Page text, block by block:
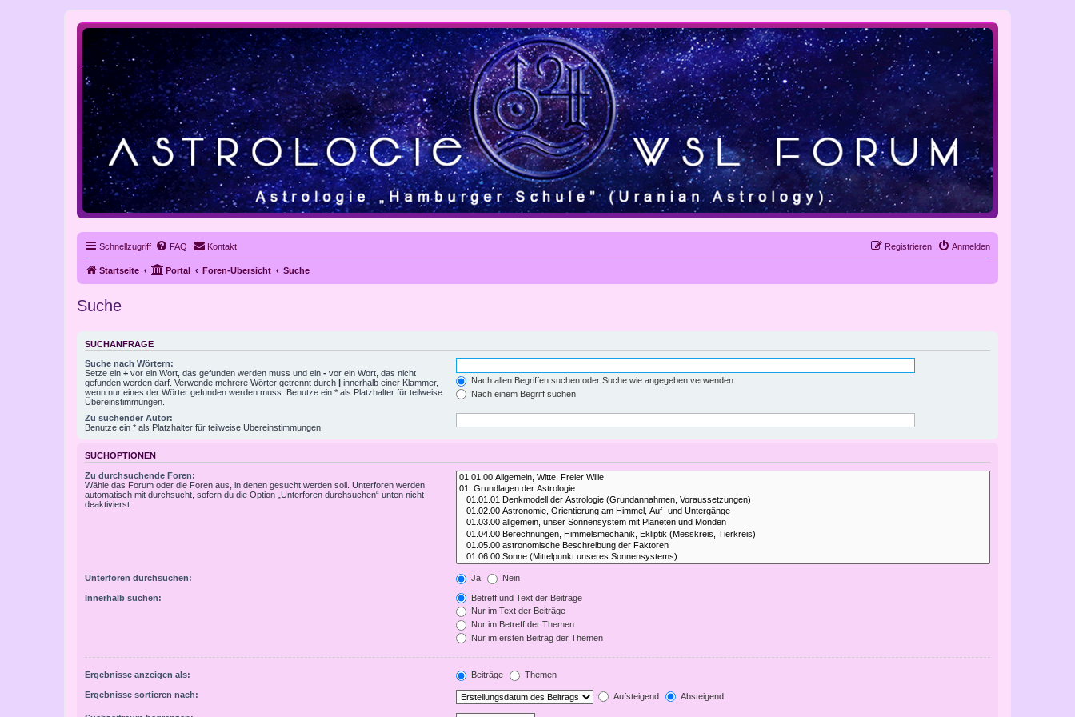
Schnellzugriff FAQ Kontakt Anmelden
Registrieren
Startseite Portal Foren-Übersicht Suche
Suche
SUCHANFRAGE
Suche nach Wörtern:
Setze ein + vor ein Wort, das gefunden werden muss und ein - vor ein Wort, das nicht
gefunden werden darf. Verwende mehrere Wörter getrennt durch | innerhalb einer Klammer,
wenn nur eines der Wörter gefunden werden muss. Benutze ein * als Platzhalter für teilweise
Übereinstimmungen.
Nach allen Begriffen suchen oder Suche wie angegeben verwenden
Nach einem Begriff suchen
Zu suchender Autor:
Benutze ein * als Platzhalter für teilweise Übereinstimmungen.
SUCHOPTIONEN
Zu durchsuchende Foren:
Wähle das Forum oder die Foren aus, in denen gesucht werden soll. Unterforen werden
automatisch mit durchsucht, sofern du die Option „Unterforen durchsuchen“ unten nicht
deaktivierst.
Unterforen durchsuchen: Ja Nein
Innerhalb suchen:
Betreff und Text der Beiträge
Nur im Text der Beiträge
Nur im Betreff der Themen
Nur im ersten Beitrag der Themen
Ergebnisse anzeigen als: Beiträge Themen
Ergebnisse sortieren nach: Aufsteigend Absteigend